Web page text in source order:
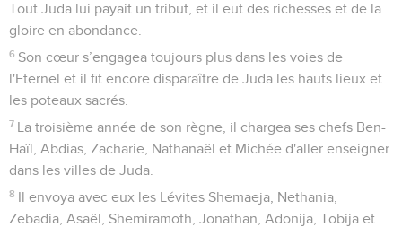
Tout Juda lui payait un tribut, et il eut des richesses et de la
gloire en abondance.
6 Son cœur s’engagea toujours plus dans les voies de
l'Eternel et il fit encore disparaître de Juda les hauts lieux et
les poteaux sacrés.
7 La troisième année de son règne, il chargea ses chefs Ben-
Haïl, Abdias, Zacharie, Nathanaël et Michée d'aller enseigner
dans les villes de Juda.
8 Il envoya avec eux les Lévites Shemaeja, Nethania,
Zebadia, Asaël, Shemiramoth, Jonathan, Adonija, Tobija et